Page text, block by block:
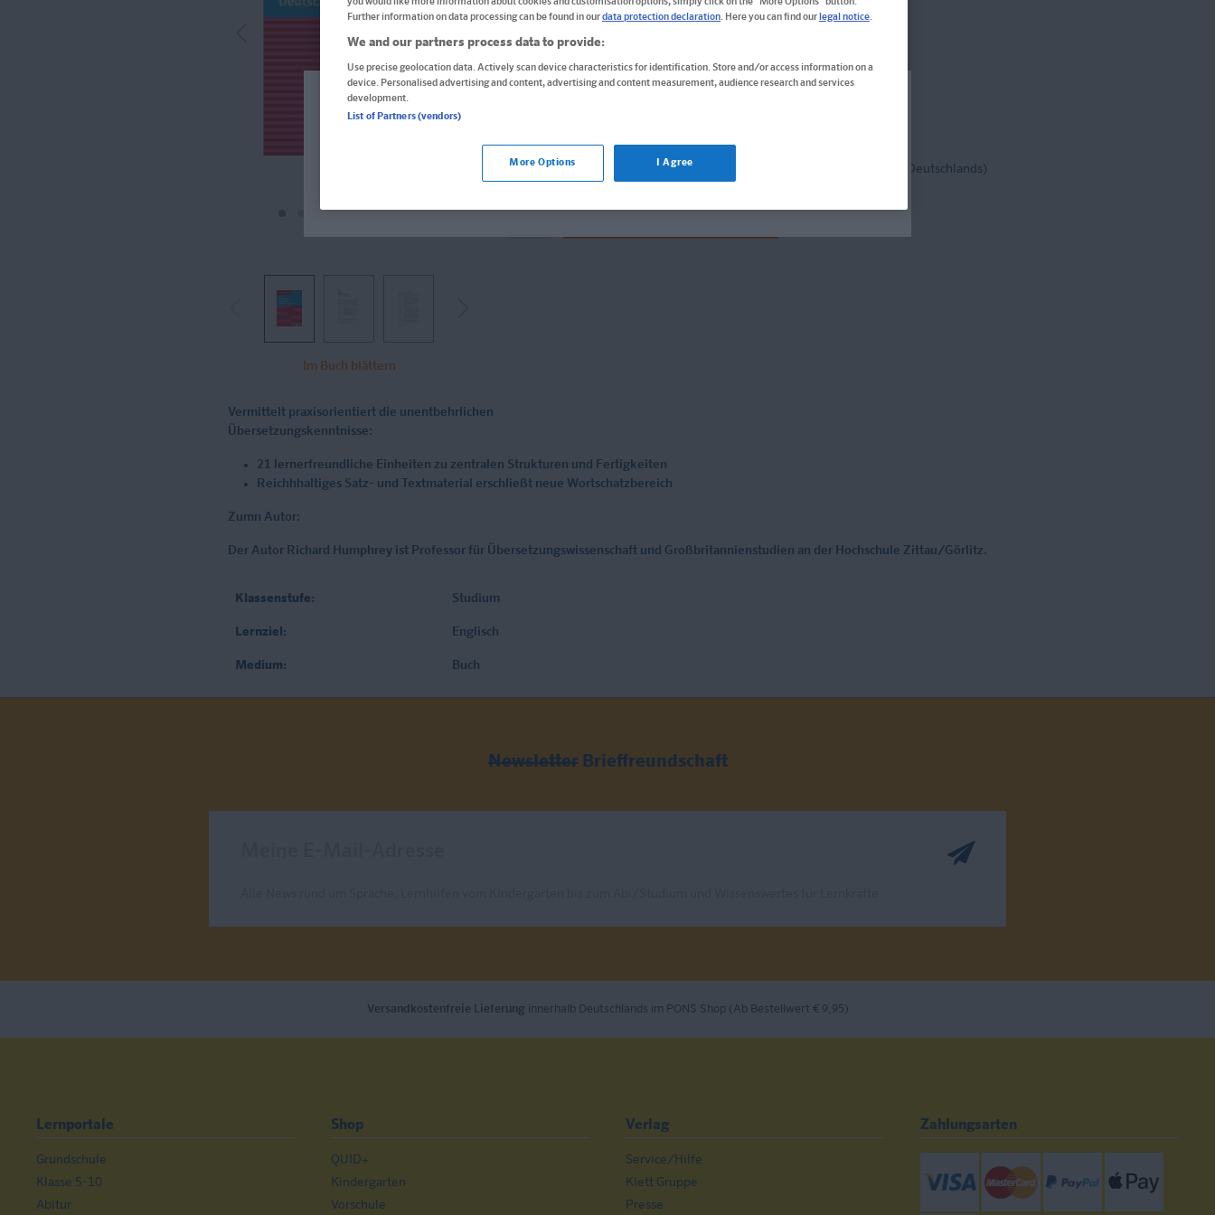
Im Buch blättern
Buch
Format: 14,8 x 21,0 cm, 176 Seiten
Lieferung bei Online-Bestellwert ab € 9,95 (innerh. Deutschlands)
Vermittelt praxisorientiert die unentbehrlichen
Übersetzungskenntnisse:
21 lernerfreundliche Einheiten zu zentralen Strukturen und Fertigkeiten
Reichhhaltiges Satz- und Textmaterial erschließt neue Wortschatzbereich
Zumn Autor:
Der Autor Richard Humphrey ist Professor für Übersetzungswissenschaft und Großbritannienstudien an der Hochschule Zittau/Görlitz.
Klassenstufe: Studium
Lernziel: Englisch
Medium: Buch
Newsletter Brieffreundschaft
Versandkostenfreie Lieferung innerhalb Deutschlands im PONS Shop (Ab Bestellwert € 9,95)
Lernportale
Grundschule
Klasse 5-10
Abitur
Shop
QUID+
Kindergarten
Vorschule
Verlag
Service/Hilfe
Klett Gruppe
Presse
Zahlungsarten
Mastercard
Welcome!
verfügbar wenden Sie sich bitte an
prazur@wybel.com
Further information on data processing can be found in ourdata protection declaration. Here you can find our legal notice.
We and our partners process data to provide:
Use precise geolocation data. Actively scan device characteristics for identification. Store and/or access information on a
device. Personalised advertising and content, advertising and content measurement, audience research and services
development.
List of Partners (vendors)
I Agree
More Options